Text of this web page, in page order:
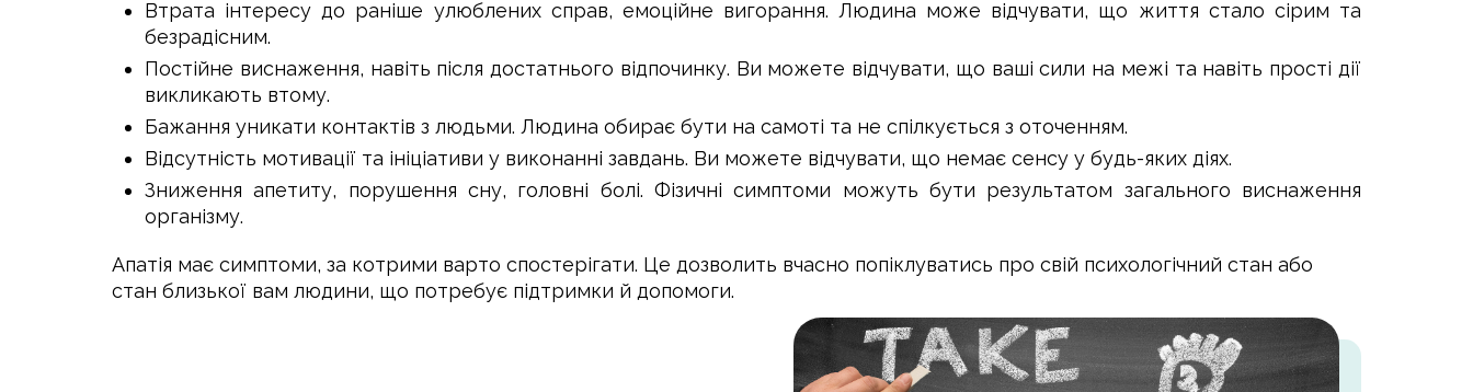
Втрата інтересу до раніше улюблених справ, емоційне вигорання. Людина може відчувати, що життя стало сірим та
безрадісним.
Постійне виснаження, навіть після достатнього відпочинку. Ви можете відчувати, що ваші сили на межі та навіть прості дії
викликають втому.
Бажання уникати контактів з людьми. Людина обирає бути на самоті та не спілкується з оточенням.
Відсутність мотивації та ініціативи у виконанні завдань. Ви можете відчувати, що немає сенсу у будь-яких діях.
Зниження апетиту, порушення сну, головні болі. Фізичні симптоми можуть бути результатом загального виснаження
організму.
Апатія має симптоми, за котрими варто спостерігати. Це дозволить вчасно попіклуватись про свій психологічний стан або
стан близької вам людини, що потребує підтримки й допомоги.